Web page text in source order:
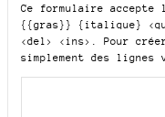
Ce formulaire accepte
{{gras}} {italique}
<del> <ins>
. Pour
simplement des lignes